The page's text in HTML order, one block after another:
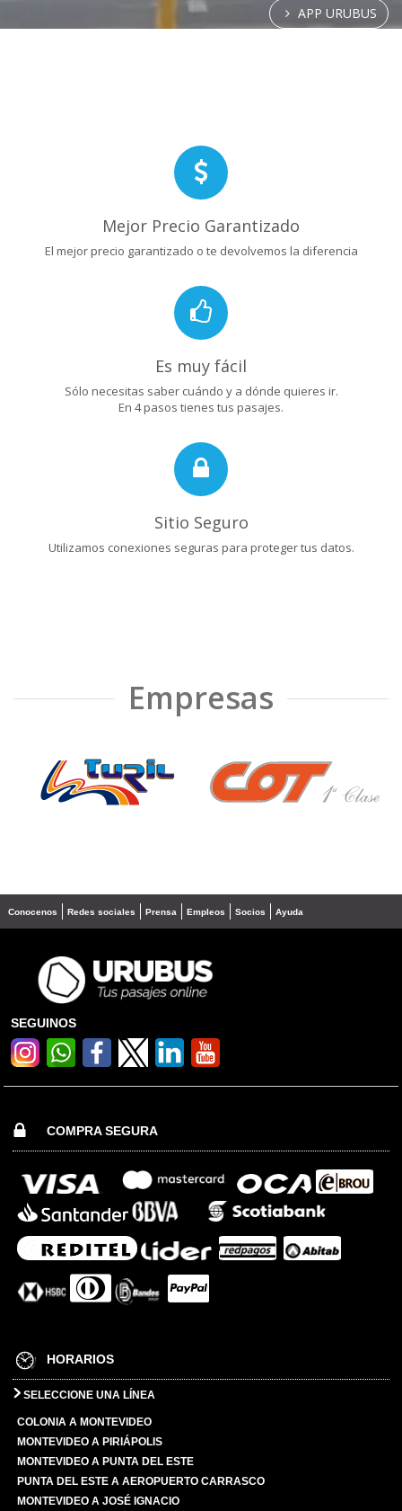
APP URUBUS
Mejor Precio Garantizado
El mejor precio garantizado o te devolvemos la diferencia
Es muy fácil
Sólo necesitas saber cuándo y a dónde quieres ir.
En 4 pasos tienes tus pasajes.
Sitio Seguro
Utilizamos conexiones seguras para proteger tus datos.
Empresas
❮ ❯
Conocenos Redes sociales Prensa Empleos Socios Ayuda
SEGUINOS
COMPRA SEGURA
HORARIOS
SELECCIONE UNA LÍNEA
COLONIA A MONTEVIDEO
MONTEVIDEO A PIRIÁPOLIS
MONTEVIDEO A PUNTA DEL ESTE
PUNTA DEL ESTE A AEROPUERTO CARRASCO
MONTEVIDEO A JOSÉ IGNACIO